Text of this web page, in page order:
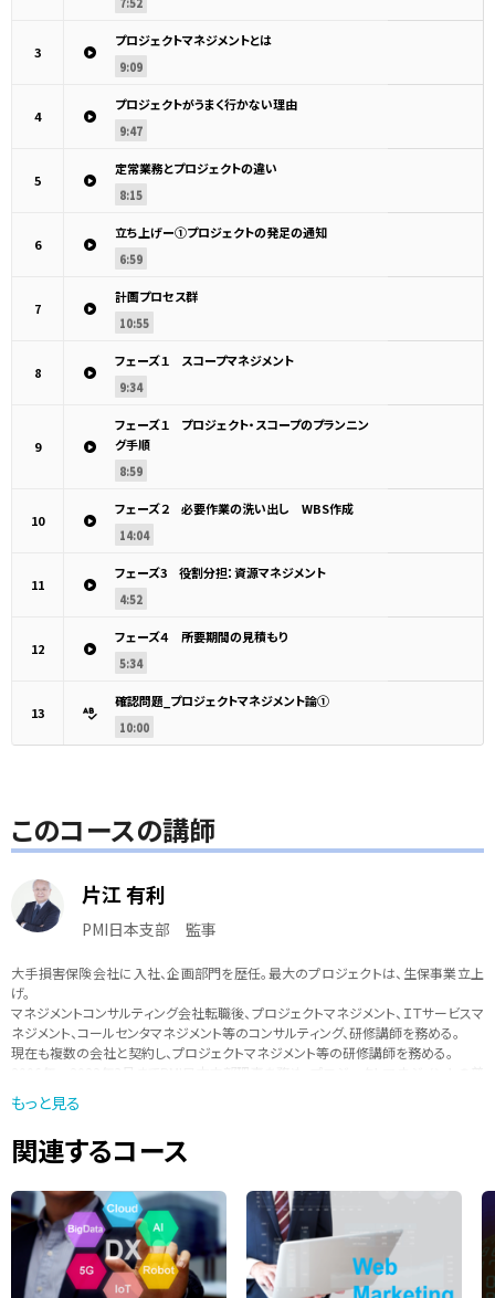
3
プロジェクトマネジメントとは
9:09
4
プロジェクトがうまく行かない理由
9:47
5
定常業務とプロジェクトの違い
8:15
6
立ち上げー➀プロジェクトの発足の通知
6:59
7
計画プロセス群
10:55
8
フェーズ１ スコープマネジメント
9:34
9
フェーズ１ プロジェクト・スコープのプランニン
グ手順
8:59
10
フェーズ２ 必要作業の洗い出し WBS作成
14:04
11
フェーズ3 役割分担：資源マネジメント
4:52
12
フェーズ４ 所要期間の見積もり
5:34
13
確認問題_プロジェクトマネジメント論①
10:00
このコースの講師
片江 有利
PMI日本支部 監事
大手損害保険会社に入社、企画部門を歴任。最大のプロジェクトは、生保事業立上
げ。
マネジメントコンサルティング会社転職後、プロジェクトマネジメント、ＩＴサービスマ
ネジメント、コールセンタマネジメント等のコンサルティング、研修講師を務める。
現在も複数の会社と契約し、プロジェクトマネジメント等の研修講師を務める。
及に努める。
2022年4月よりPMI日本支部監事に就任する。
門」などがある。
もっと見る
関連するコース